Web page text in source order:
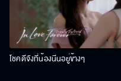
โชคดีจังที่น้องนีนอยู่ข้างๆ